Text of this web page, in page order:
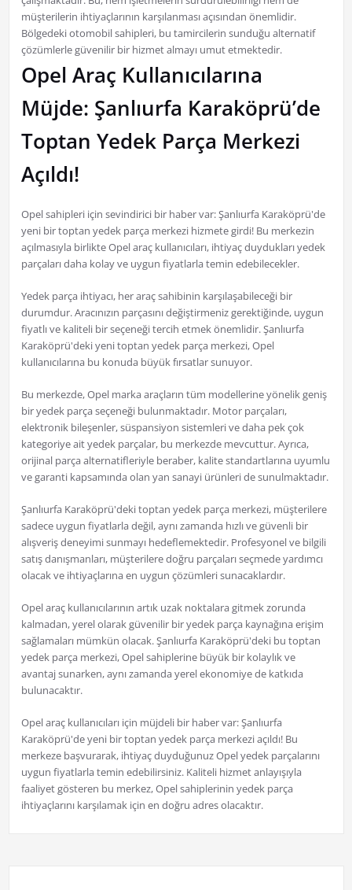
müşterilerin ihtiyaçlarının karşılanması açısından önemlidir.
Bölgedeki otomobil sahipleri, bu tamircilerin sunduğu alternatif
çözümlerle güvenilir bir hizmet almayı umut etmektedir.
Opel Araç Kullanıcılarına
Müjde: Şanlıurfa Karaköprü’de
Toptan Yedek Parça Merkezi
Açıldı!
Opel sahipleri için sevindirici bir haber var: Şanlıurfa Karaköprü'de
yeni bir toptan yedek parça merkezi hizmete girdi! Bu merkezin
açılmasıyla birlikte Opel araç kullanıcıları, ihtiyaç duydukları yedek
parçaları daha kolay ve uygun fiyatlarla temin edebilecekler.
Yedek parça ihtiyacı, her araç sahibinin karşılaşabileceği bir
durumdur. Aracınızın parçasını değiştirmeniz gerektiğinde, uygun
fiyatlı ve kaliteli bir seçeneği tercih etmek önemlidir. Şanlıurfa
Karaköprü'deki yeni toptan yedek parça merkezi, Opel
kullanıcılarına bu konuda büyük fırsatlar sunuyor.
Bu merkezde, Opel marka araçların tüm modellerine yönelik geniş
bir yedek parça seçeneği bulunmaktadır. Motor parçaları,
elektronik bileşenler, süspansiyon sistemleri ve daha pek çok
kategoriye ait yedek parçalar, bu merkezde mevcuttur. Ayrıca,
orijinal parça alternatifleriyle beraber, kalite standartlarına uyumlu
ve garanti kapsamında olan yan sanayi ürünleri de sunulmaktadır.
Şanlıurfa Karaköprü'deki toptan yedek parça merkezi, müşterilere
sadece uygun fiyatlarla değil, aynı zamanda hızlı ve güvenli bir
alışveriş deneyimi sunmayı hedeflemektedir. Profesyonel ve bilgili
satış danışmanları, müşterilere doğru parçaları seçmede yardımcı
olacak ve ihtiyaçlarına en uygun çözümleri sunacaklardır.
Opel araç kullanıcılarının artık uzak noktalara gitmek zorunda
kalmadan, yerel olarak güvenilir bir yedek parça kaynağına erişim
sağlamaları mümkün olacak. Şanlıurfa Karaköprü'deki bu toptan
yedek parça merkezi, Opel sahiplerine büyük bir kolaylık ve
avantaj sunarken, aynı zamanda yerel ekonomiye de katkıda
bulunacaktır.
Opel araç kullanıcıları için müjdeli bir haber var: Şanlıurfa
Karaköprü'de yeni bir toptan yedek parça merkezi açıldı! Bu
merkeze başvurarak, ihtiyaç duyduğunuz Opel yedek parçalarını
uygun fiyatlarla temin edebilirsiniz. Kaliteli hizmet anlayışıyla
faaliyet gösteren bu merkez, Opel sahiplerinin yedek parça
ihtiyaçlarını karşılamak için en doğru adres olacaktır.